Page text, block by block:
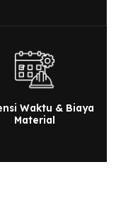
Waktu & Biaya
Material